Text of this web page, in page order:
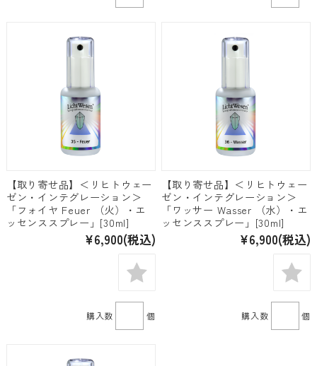
【取り寄せ品】＜リヒトウェー
ゼン・インテグレーション＞
「フォイヤ Feuer （火）・エ
ッセンススプレー」[30ml]
¥6,900(税込)
購入数 個
【取り寄せ品】＜リヒトウェー
ゼン・インテグレーション＞
「ワッサー Wasser （水）・エ
ッセンススプレー」[30ml]
¥6,900(税込)
購入数 個